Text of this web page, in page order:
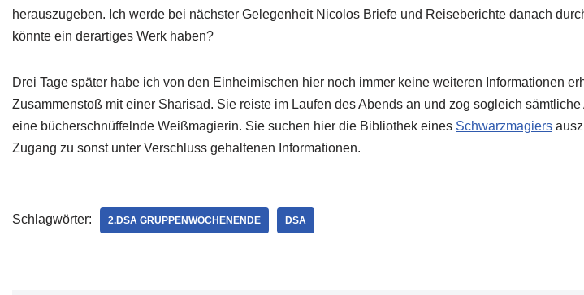
herauszugeben. Ich werde bei nächster Gelegenheit Nicolos Briefe und Reiseberichte danach
könnte ein derartiges Werk haben?
Drei Tage später habe ich von den Einheimischen hier noch immer keine weiteren Informationen
Zusammenstoß mit einer Sharisad. Sie reiste im Laufen des Abends an und zog sogleich
eine bücherschnüffelnde Weißmagierin. Sie suchen hier die Bibliothek eines Schwarzmagiers
Zugang zu sonst unter Verschluss gehaltenen Informationen.
Schlagwörter: 2.DSA GRUPPENWOCHENENDE DSA